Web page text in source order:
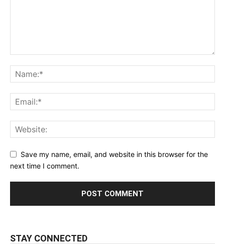
Save my name, email, and website in this browser for the
next time I comment.
STAY CONNECTED